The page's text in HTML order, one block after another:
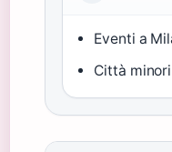
Eventi a
Città